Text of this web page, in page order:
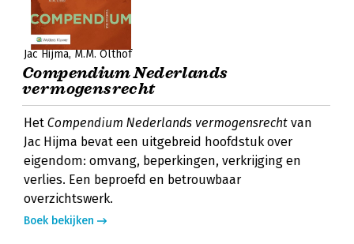
Jac Hijma M.M. Olthof
Compendium Nederlands
vermogensrecht
Het Compendium Nederlands vermogensrecht van
Jac Hijma bevat een uitgebreid hoofdstuk over
eigendom: omvang, beperkingen, verkrijging en
verlies. Een beproefd en betrouwbaar
overzichtswerk.
Boek bekijken